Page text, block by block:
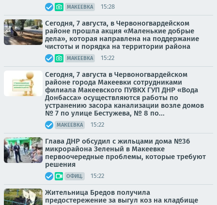
МАКЕЕВКА 15:28
Сегодня, 7 августа, в Червоногвардейском
районе прошла акция «Маленькие добрые
дела», которая направлена на поддержание
чистоты и порядка на территории района
МАКЕЕВКА 15:22
Сегодня, 7 августа в Червоногвардейском
районе города Макеевки сотрудниками
филиала Макеевского ПУВКХ ГУП ДНР «Вода
Донбасса» осуществляются работы по
устранению засора канализации возле домов
№ 7 по улице Бестужева, № 8 по...
МАКЕЕВКА 15:22
Глава ДНР обсудил с жильцами дома №36
микрорайона Зеленый в Макеевке
первоочередные проблемы, которые требуют
решения
ОФИЦ. 15:22
Жительница Бредов получила
предостережение за выгул коз на кладбище